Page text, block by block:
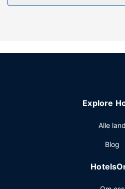
fasiliteter som wi-fi (inkludert).
kaffe på fellesområdet.
(inkludert) er tilgjengelig i
Explore
Alle land
Blog